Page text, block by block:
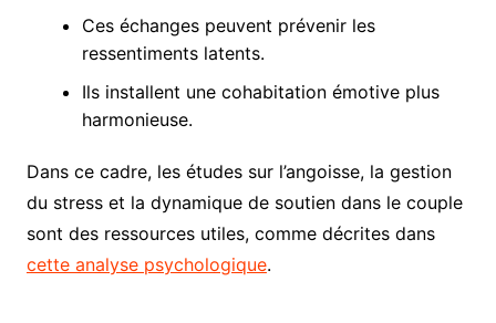
Ces échanges peuvent prévenir les
ressentiments latents.
Ils installent une cohabitation émotive plus
harmonieuse.
Dans ce cadre, les études sur l’angoisse, la gestion
du stress et la dynamique de soutien dans le couple
sont des ressources utiles, comme décrites dans
cette analyse psychologique.